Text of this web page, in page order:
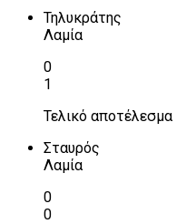
Τηλυκράτης
Λαμία
0
1
Τελικό αποτέλεσμα
Σταυρός
Λαμία
0
0